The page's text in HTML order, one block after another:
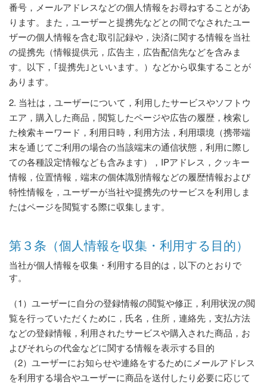
番号，メールアドレスなどの個人情報をお尋ねすることがあ
ります。また，ユーザーと提携先などとの間でなされたユー
ザーの個人情報を含む取引記録や，決済に関する情報を当社
の提携先（情報提供元，広告主，広告配信先などを含みま
す。以下，｢提携先｣といいます。）などから収集することが
あります。
2. 当社は，ユーザーについて，利用したサービスやソフトウ
エア，購入した商品，閲覧したページや広告の履歴，検索し
た検索キーワード，利用日時，利用方法，利用環境（携帯端
末を通じてご利用の場合の当該端末の通信状態，利用に際し
ての各種設定情報なども含みます），IPアドレス，クッキー
情報，位置情報，端末の個体識別情報などの履歴情報および
特性情報を，ユーザーが当社や提携先のサービスを利用しま
たはページを閲覧する際に収集します。
第３条（個人情報を収集・利用する目的）
当社が個人情報を収集・利用する目的は，以下のとおりで
す。
（1）ユーザーに自分の登録情報の閲覧や修正，利用状況の閲
覧を行っていただくために，氏名，住所，連絡先，支払方法
などの登録情報，利用されたサービスや購入された商品，お
よびそれらの代金などに関する情報を表示する目的
（2）ユーザーにお知らせや連絡をするためにメールアドレス
を利用する場合やユーザーに商品を送付したり必要に応じて